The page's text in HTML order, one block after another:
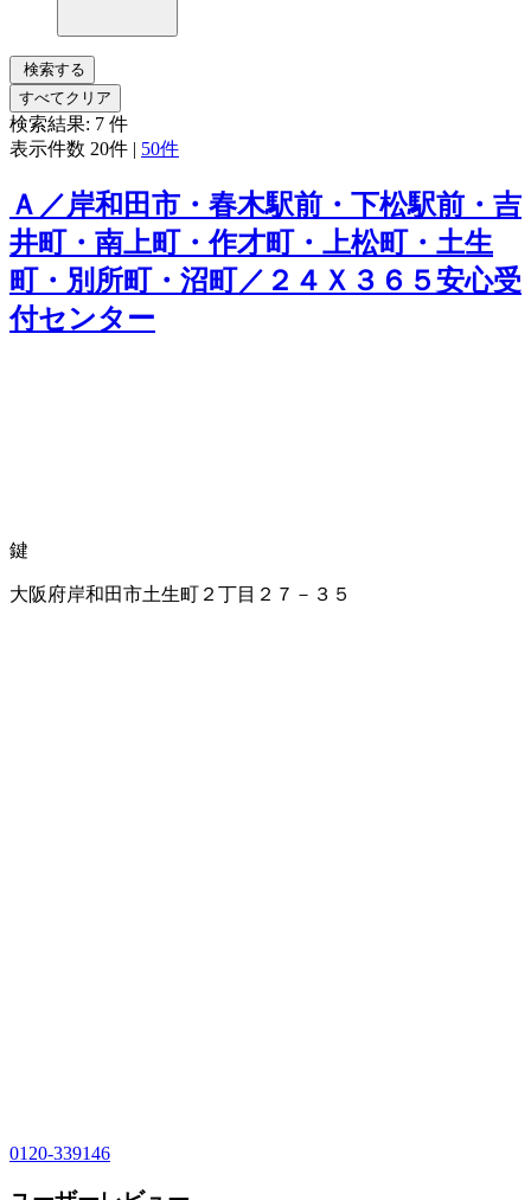
検索する
すべてクリア
検索結果: 7 件
表示件数 20件 | 50件
Ａ／岸和田市・春木駅前・下松駅前・吉
井町・南上町・作才町・上松町・土生
町・別所町・沼町／２４Ｘ３６５安心受
付センター
鍵
大阪府岸和田市土生町２丁目２７－３５
0120-339146